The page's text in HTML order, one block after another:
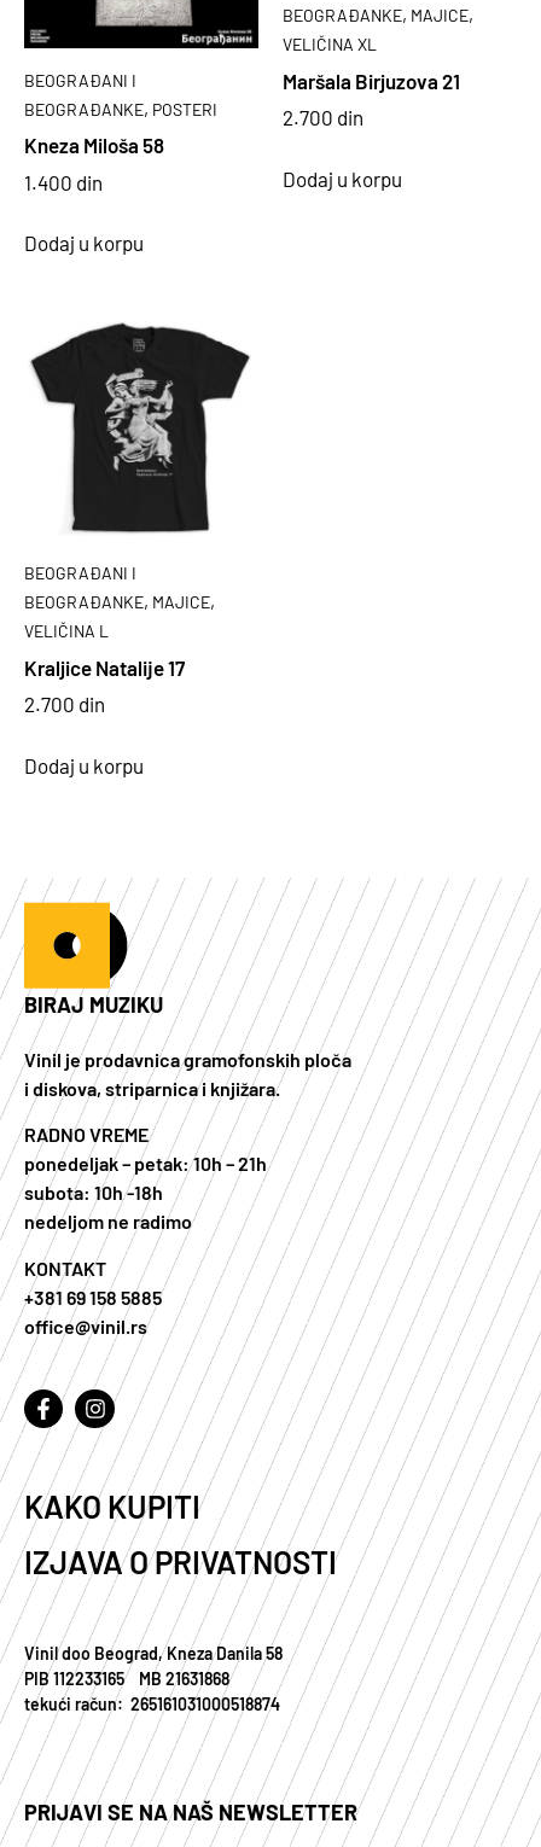
BEOGRAĐANI I
BEOGRAĐANKE, POSTERI
Kneza Miloša 58
1.400 din
Dodaj u korpu
BEOGRAĐANKE, MAJICE,
VELIČINA XL
Maršala Birjuzova 21
2.700 din
Dodaj u korpu
BEOGRAĐANI I
BEOGRAĐANKE, MAJICE,
VELIČINA L
Kraljice Natalije 17
2.700 din
Dodaj u korpu
BIRAJ MUZIKU
Vinil je prodavnica gramofonskih ploča
i diskova, striparnica i knjižara.
RADNO VREME
ponedeljak – petak: 10h – 21h
subota: 10h -18h
nedeljom ne radimo
KONTAKT
+381 69 158 5885
office@vinil.rs
KAKO KUPITI
IZJAVA O PRIVATNOSTI
Vinil doo Beograd, Kneza Danila 58
PIB 112233165 MB 21631868
tekući račun: 265161031000518874
PRIJAVI SE NA NAŠ NEWSLETTER